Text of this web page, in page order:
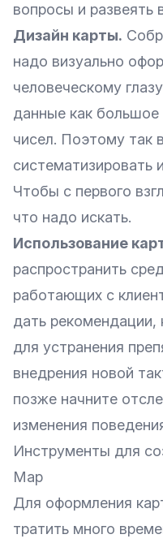
вопросы и развеять
Дизайн карты.
надо визуально
человеческому
данные как
чисел. Поэтому так
систематизировать
Чтобы с первого
что надо искать.
Использование
распространить
работающих с
дать
для устранения
внедрения новой
позже начните
изменения
Инструменты для
Map
Для оформления
тратить много